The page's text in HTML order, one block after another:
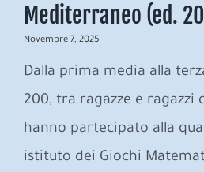
Mediterraneo (ed.
Novembre 7, 2025
Dalla prima media alla
200, tra ragazze e ragazzi
hanno partecipato alla
istituto dei Giochi